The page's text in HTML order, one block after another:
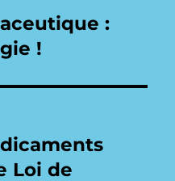
:
!
Loi de